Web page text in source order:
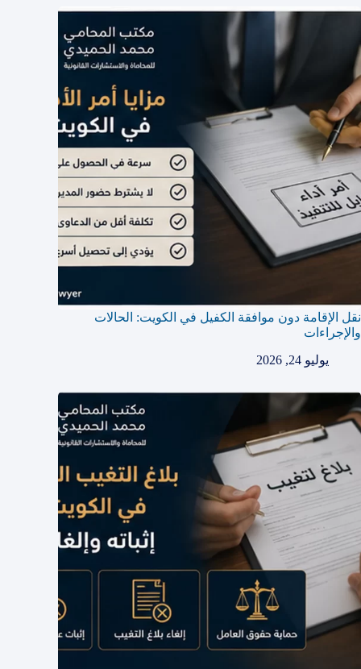
نقل الإقامة دون موافقة الكفيل في الكويت: الحالات
والإجراءات
يوليو 24, 2026